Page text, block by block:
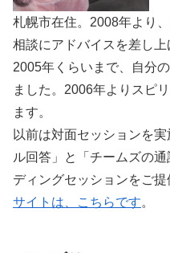
札幌市在住。2008年より
相談にアドバイスを差し上
2005年くらいまで、自分
ました。2006年よりスピ
ます。
以前は対面セッションを
ル回答」と「チームズの
ディングセッションをご提
サイトは、こちらです。